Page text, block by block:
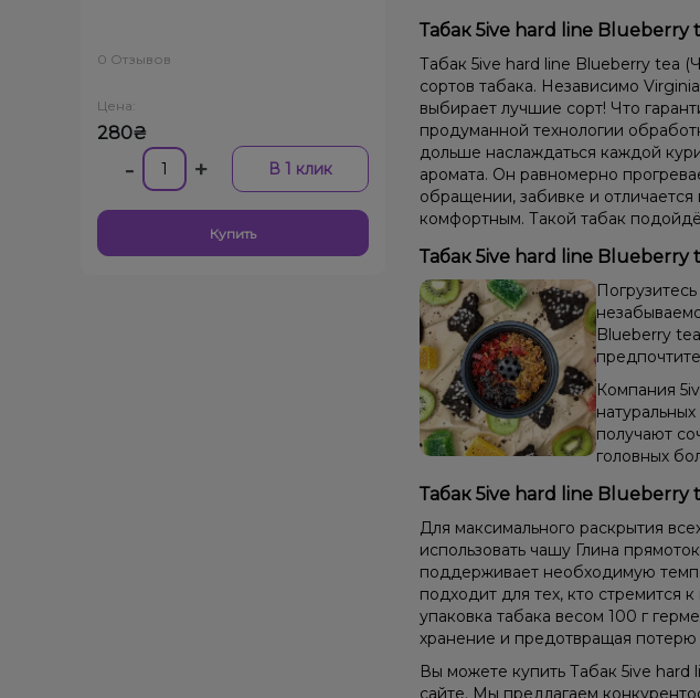
0 Отзывов
Цена:
280₴
- + В 1 клик
Купить
Табак 5ive hard line Blueberry
Табак 5ive hard line Blueberry tea
сортов табака. Независимо
выбирает лучшие сорт! Что
продуманной технологии
дольше наслаждаться каждой
аромата. Он равномерно
обращении, забивке и
комфортным. Такой табак
Табак 5ive hard line
Blueberry
Компания
получают
головных
Табак 5ive hard line
Для максимального раскрытия
использовать чашу Глина
поддерживает необходимую
подходит для тех, кто
упаковка табака весом 100 г
хранение и предотвращая потерю
Вы можете купить Табак 5ive
сайте. Мы предлагаем